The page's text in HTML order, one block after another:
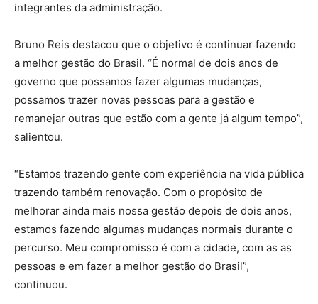
integrantes da administração.
Bruno Reis destacou que o objetivo é continuar fazendo
a melhor gestão do Brasil. “É normal de dois anos de
governo que possamos fazer algumas mudanças,
possamos trazer novas pessoas para a gestão e
remanejar outras que estão com a gente já algum tempo”,
salientou.
“Estamos trazendo gente com experiência na vida pública
trazendo também renovação. Com o propósito de
melhorar ainda mais nossa gestão depois de dois anos,
estamos fazendo algumas mudanças normais durante o
percurso. Meu compromisso é com a cidade, com as as
pessoas e em fazer a melhor gestão do Brasil”,
continuou.